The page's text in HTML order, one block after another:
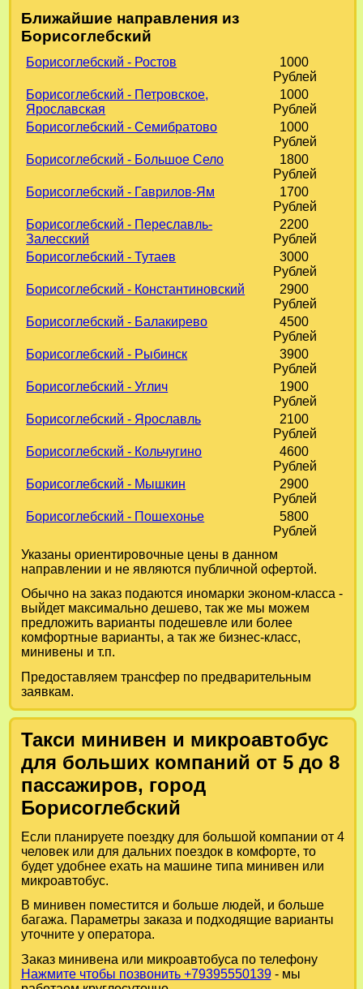
Ближайшие направления из
Борисоглебский
Борисоглебский - Ростов
1000
Рублей
Борисоглебский - Петровское,
Ярославская
1000
Рублей
Борисоглебский - Семибратово
1000
Рублей
Борисоглебский - Большое Село
1800
Рублей
Борисоглебский - Гаврилов-Ям
1700
Рублей
Борисоглебский - Переславль-
Залесский
2200
Рублей
Борисоглебский - Тутаев
3000
Рублей
Борисоглебский - Константиновский
2900
Рублей
Борисоглебский - Балакирево
4500
Рублей
Борисоглебский - Рыбинск
3900
Рублей
Борисоглебский - Углич
1900
Рублей
Борисоглебский - Ярославль
2100
Рублей
Борисоглебский - Кольчугино
4600
Рублей
Борисоглебский - Мышкин
2900
Рублей
Борисоглебский - Пошехонье
5800
Рублей
Указаны ориентировочные цены в данном
направлении и не являются публичной офертой.
Обычно на заказ подаются иномарки эконом-класса -
выйдет максимально дешево, так же мы можем
предложить варианты подешевле или более
комфортные варианты, а так же бизнес-класс,
минивены и т.п.
Предоставляем трансфер по предварительным
заявкам.
Такси минивен и микроавтобус
для больших компаний от 5 до 8
пассажиров, город
Борисоглебский
Если планируете поездку для большой компании от 4
человек или для дальних поездок в комфорте, то
будет удобнее ехать на машине типа минивен или
микроавтобус.
В минивен поместится и больше людей, и больше
багажа. Параметры заказа и подходящие варианты
уточните у оператора.
Заказ минивена или микроавтобуса по телефону
Нажмите чтобы позвонить +79395550139- мы